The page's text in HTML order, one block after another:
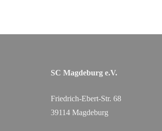
SC Magdeburg e.V.
Friedrich-Ebert-Str. 68
39114 Magdeburg